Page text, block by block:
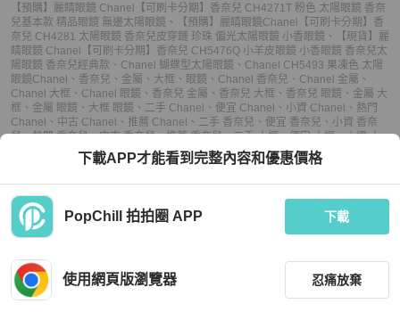
【預購】麗睛眼鏡 Chanel【可刷卡分期】香奈兒 CH4271T 粉色 太陽眼鏡 香奈
兒基本款 精品眼鏡 無邊太陽眼鏡 、
【預購】麗睛眼鏡Chanel【可刷卡分期】香
奈兒 CH4281 太陽眼鏡 香奈兒皮穿鏈 珍珠 偏光太陽眼鏡 小香眼鏡 、
【現貨】麗
睛眼鏡 Chanel【可刷卡分期】香奈兒 CH5476Q 小羊皮眼鏡 小香眼鏡 香奈兒太
陽眼鏡 香奈兒經典款 、 Chanel 蝴蝶型太陽眼鏡 、 Chanel CH5493 果凍色 太陽
眼鏡Chanel 、 香奈兒 、 金屬 、 大框 、 眼鏡 、 Chanel 香奈兒 、 Chanel 金屬 、
Chanel 大框 、 Chanel 眼鏡 、 香奈兒 金屬 、 香奈兒 大框 、 香奈兒 眼鏡 、 金屬 大
框 、 金屬 眼鏡 、 大框 眼鏡 、 二手 Chanel 、 便宜 Chanel 、 小資 Chanel 、 熱門
Chanel 、 中古 Chanel 、 推薦 Chanel 、 二手 香奈兒 、 便宜 香奈兒 、 小資 香奈
兒、熱門 香奈兒、中古 香奈兒、推薦 香奈兒、二手 大框、便宜 大框、小資 大
、中古 大框、 推薦 大框、二手 眼鏡、便宜 眼鏡、小資 眼鏡
中古 眼鏡、推薦 眼鏡
下載APP才能看到完整內容和優惠價格
PopChill 拍拍圈 APP 下載
使用網頁版瀏覽器 忍痛放棄